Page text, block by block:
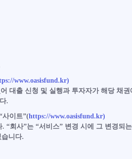
www.oasisfund.kr)
대출 신청 및 실행과 투자자가 해당 채
.
사이트”(https://www.oasisfund.kr)
회사”는 “서비스” 변경 시에 그 변경되
니다.